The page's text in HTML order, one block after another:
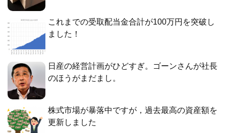
これまでの受取配当金合計が100万円を突破し
ました！
日産の経営計画がひどすぎ。ゴーンさんが社長
のほうがまだまし。
株式市場が暴落中ですが，過去最高の資産額を
更新しました